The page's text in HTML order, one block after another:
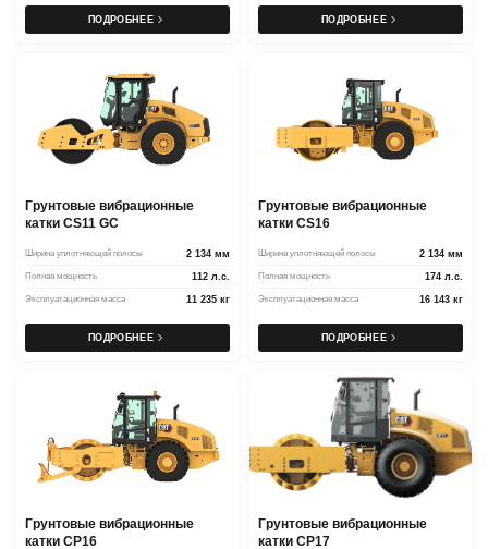
ПОДРОБНЕЕ ПОДРОБНЕЕ
Грунтовые вибрационные
катки CS11 GC
Ширина уплотняющей полосы 2 134 мм
Полная мощность 112 л.с.
Эксплуатационная масса 11 235 кг
ПОДРОБНЕЕ
Грунтовые вибрационные
катки CS16
Ширина уплотняющей полосы 2 134 мм
Полная мощность 174 л.с.
Эксплуатационная масса 16 143 кг
ПОДРОБНЕЕ
Грунтовые вибрационные
катки CP16
Грунтовые вибрационные
катки CP17